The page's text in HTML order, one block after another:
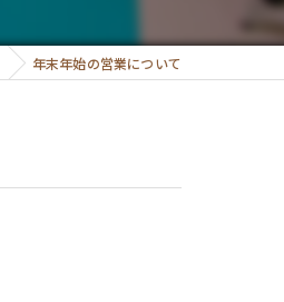
年末年始の営業について